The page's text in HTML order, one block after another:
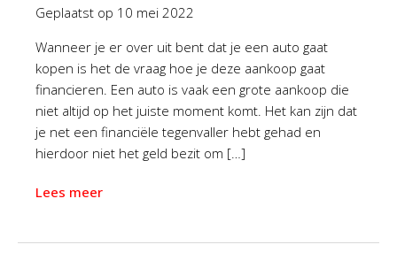
Geplaatst op 10 mei 2022
Wanneer je er over uit bent dat je een auto gaat
kopen is het de vraag hoe je deze aankoop gaat
financieren. Een auto is vaak een grote aankoop die
niet altijd op het juiste moment komt. Het kan zijn dat
je net een financiële tegenvaller hebt gehad en
hierdoor niet het geld bezit om […]
Lees meer